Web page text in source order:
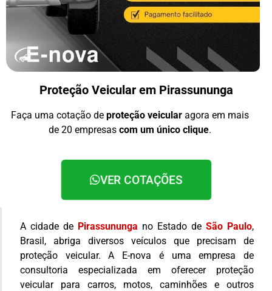
Proteção Veicular em Pirassununga
Faça uma cotação de proteção veicular agora em mais
de 20 empresas com um único clique.
VER COTAÇÕES
A cidade de Pirassununga no Estado de São Paulo,
Brasil, abriga diversos veículos que precisam de
proteção veicular. A E-nova é uma empresa de
consultoria especializada em oferecer proteção
veicular para carros, motos, caminhões e outros